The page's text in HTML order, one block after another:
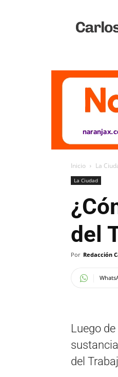
Vivo
Inicio La
La Ciudad
del
Por Redacción
Luego
del